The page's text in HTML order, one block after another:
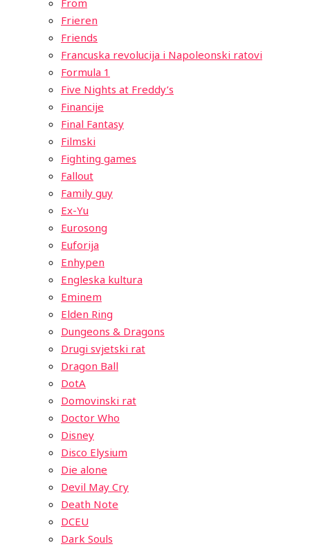
From
Frieren
Friends
Francuska revolucija i Napoleonski ratovi
Formula 1
Five Nights at Freddy’s
Financije
Final Fantasy
Filmski
Fighting games
Fallout
Family guy
Ex-Yu
Eurosong
Euforija
Enhypen
Engleska kultura
Eminem
Elden Ring
Dungeons & Dragons
Drugi svjetski rat
Dragon Ball
DotA
Domovinski rat
Doctor Who
Disney
Disco Elysium
Die alone
Devil May Cry
Death Note
DCEU
Dark Souls